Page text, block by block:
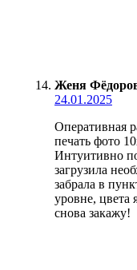
Женя
24.01.2025
Оперативная
печать фото
Интуитивно
загрузила
забрала в
уровне, цвета
снова закажу!